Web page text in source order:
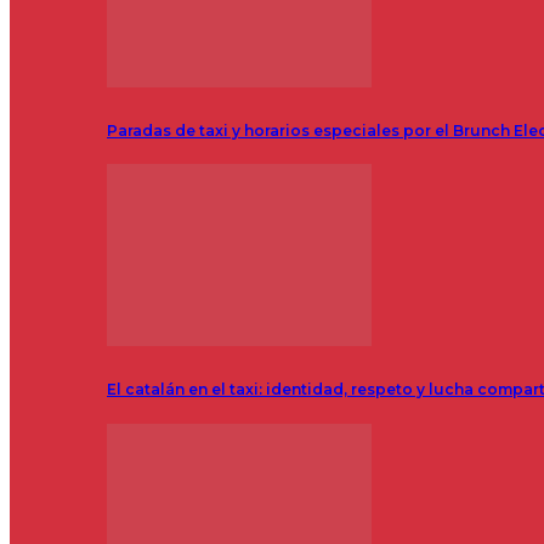
Paradas de taxi y horarios especiales por el Brunch
El catalán en el taxi: identidad, respeto y lucha